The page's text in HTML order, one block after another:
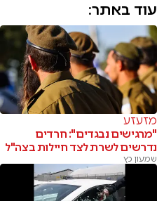
עוד באתר:
מזעזע
"מרגישים נבגדים": חרדים
נדרשים לשרת לצד חיילות בצה"ל
שמעון כץ